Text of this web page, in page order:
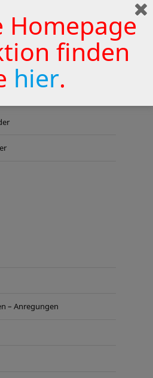
– Anregungen
Homepage
finden
hier.